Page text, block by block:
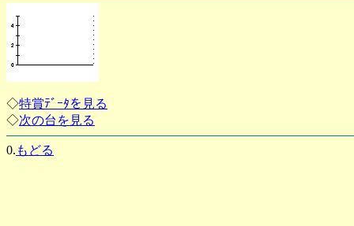
◇特賞ﾃﾞｰﾀを見る
◇次の台を見る
0. もどる